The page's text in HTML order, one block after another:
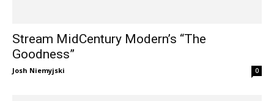
Stream MidCentury Modern’s “The
Goodness”
Josh Niemyjski 0